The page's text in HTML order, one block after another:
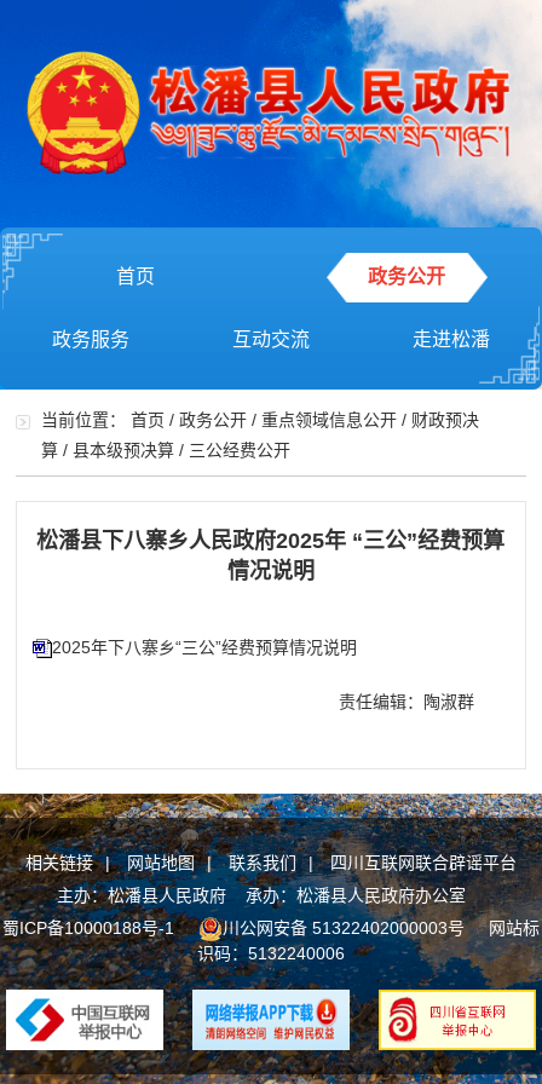
首页 政务公开
政务服务 互动交流 走进松潘
当前位置：首页 /政务公开 /重点领域信息公开 / 财政预决
算 /县本级预决算 / 三公经费公开
松潘县下八寨乡人民政府2025年 “三公”经费预算
情况说明
2025年下八寨乡“三公”经费预算情况说明
责任编辑：陶淑群
相关链接 | 网站地图 | 联系我们 |
四川互联网联合辟谣平台
主办：松潘县人民政府 承办：松潘县人民政府办公室
蜀ICP备10000188号-1
川公网安备 51322402000003号网站标
识码：5132240006